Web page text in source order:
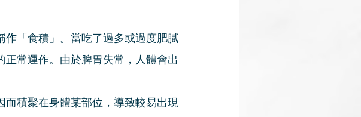
「食積」。當吃了過多或過度肥膩
常運作。由於脾胃失常，人體會出
積聚在身體某部位，導致較易出現